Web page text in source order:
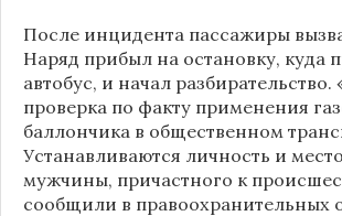
После инцидента пассажиры
Наряд прибыл на остановку, куда
автобус, и начал
проверка по факту применения
баллончика в общественном
Устанавливаются личность и
мужчины, причастного к
сообщили в правоохранительных